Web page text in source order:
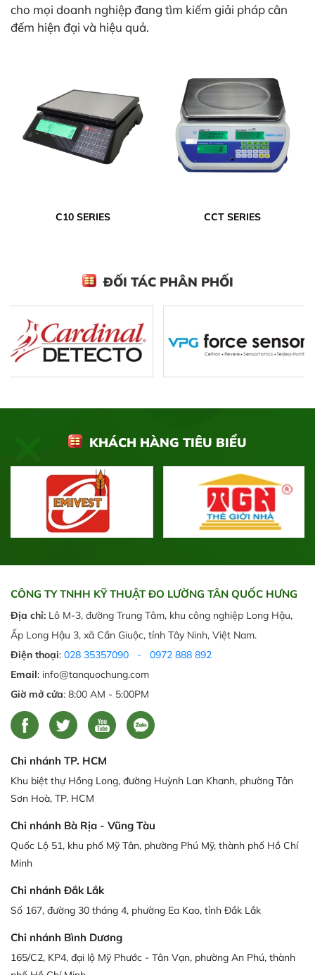
cho mọi doanh nghiệp đang tìm kiếm giải pháp cân
đếm hiện đại và hiệu quả.
C10 SERIES CCT SERIES
ĐỐI TÁC PHÂN PHỐI
KHÁCH HÀNG TIÊU BIỂU
CÔNG TY TNHH KỸ THUẬT ĐO LƯỜNG TÂN QUỐC HƯNG
Địa chỉ: Lô M-3, đường Trung Tâm, khu công nghiệp Long Hậu,
Ấp Long Hậu 3, xã Cần Giuộc, tỉnh Tây Ninh, Việt Nam.
Điện thoại: 028 35357090 -
0972 888 892
Email: info@tanquochung.com
Giờ mở cửa: 8:00 AM - 5:00PM
Chi nhánh TP. HCM
Khu biệt thự Hồng Long, đường Huỳnh Lan Khanh, phường Tân
Sơn Hoà, TP. HCM
Chi nhánh Bà Rịa - Vũng Tàu
Quốc Lộ 51, khu phố Mỹ Tân, phường Phú Mỹ, thành phố Hồ Chí
Minh
Chi nhánh Đắk Lắk
Số 167, đường 30 tháng 4, phường Ea Kao, tỉnh Đắk Lắk
Chi nhánh Bình Dương
165/C2, KP4, đại lộ Mỹ Phước - Tân Vạn, phường An Phú, thành